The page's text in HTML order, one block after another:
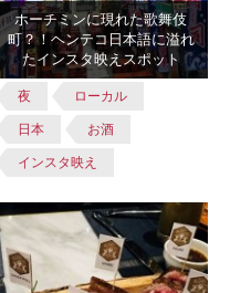
ホーチミンに現れた歌舞伎
町？！ヘンテコ日本語に溢れ
たインスタ映えスポット
夜 ローカル
日本 お酒
インスタ映え